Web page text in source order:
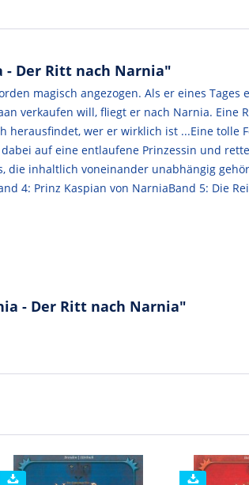
Der Ritt nach Narnia"
magisch angezogen. Als er eines
verkaufen will, fliegt er nach Narnia. Eine
wer er wirklich ist ...Eine tolle
auf eine entlaufene Prinzessin und
inhaltlich voneinander unabhängig
4: Prinz Kaspian von NarniaBand 5: Die
- Der Ritt nach Narnia"